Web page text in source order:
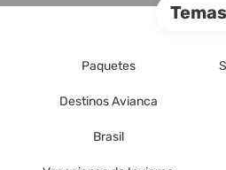
Temas
Paquetes
Destinos Avianca
Brasil